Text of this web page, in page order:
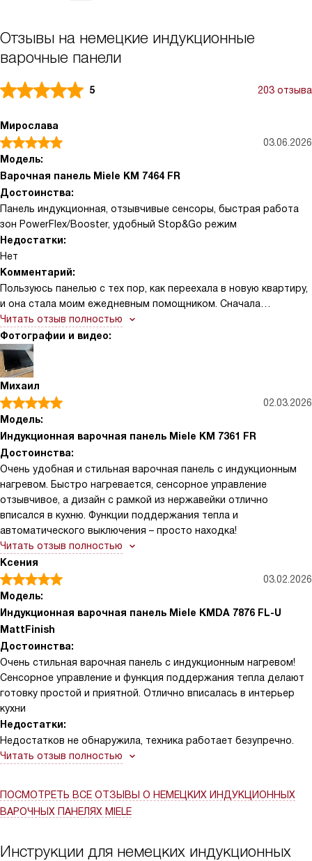
Отзывы на немецкие индукционные
варочные панели
5 203 отзыва
Мирослава
03.06.2026
Модель:
Варочная панель Miele KM 7464 FR
Достоинства:
Панель индукционная, отзывчивые сенсоры, быстрая работа
зон PowerFlex/Booster, удобный Stop&Go режим
Недостатки:
Нет
Комментарий:
Пользуюсь панелью с тех пор, как переехала в новую квартиру,
и она стала моим ежедневным помощником. Сначала
удивилась, насколько мгновенно греются конфорки — чайник
закипает почти без ожидания, а большая сковорода для
семейных ужинов равномерно прогревается благодаря зоне
PowerFlex. Это реально экономит время утром, когда собираю
детей в школу и нужно и завтрак сделать, и обед подготовить.
Управление сенсорное и понятное. Мне нравится, что можно
быстро выбрать ступень мощности и переключиться на
Stop&Go, если надо на минуту отойти — всё переходит в
сохранённый режим, а потом продолжает с теми же
настройками
Читать отзыв полностью
Фотографии и видео:
Михаил
02.03.2026
Модель:
Индукционная варочная панель Miele KM 7361 FR
Достоинства:
Очень удобная и стильная варочная панель с индукционным
нагревом. Быстро нагревается, сенсорное управление
отзывчивое, а дизайн с рамкой из нержавейки отлично
вписался в кухню. Функции поддержания тепла и
автоматического выключения – просто находка!
Читать отзыв полностью
Ксения
03.02.2026
Модель:
Индукционная варочная панель Miele KMDA 7876 FL-U
MattFinish
Достоинства:
Очень стильная варочная панель с индукционным нагревом!
Сенсорное управление и функция поддержания тепла делают
готовку простой и приятной. Отлично вписалась в интерьер
кухни
Недостатки:
Недостатков не обнаружила, техника работает безупречно.
Читать отзыв полностью
ПОСМОТРЕТЬ ВСЕ ОТЗЫВЫ О НЕМЕЦКИХ ИНДУКЦИОННЫХ
ВАРОЧНЫХ ПАНЕЛЯХ MIELE
Инструкции для немецких индукционных